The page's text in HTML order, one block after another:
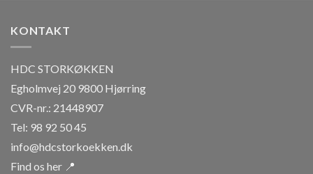
KONTAKT
HDC STORKØKKEN
Egholmvej 20 9800 Hjørring
CVR-nr.: 21448907
Tel: 98 92 50 45
info@hdcstorkoekken.dk
Find os her 📍